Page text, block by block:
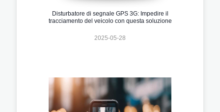
Disturbatore di segnale GPS 3G: Impedire il
tracciamento del veicolo con questa soluzione
2025-05-28